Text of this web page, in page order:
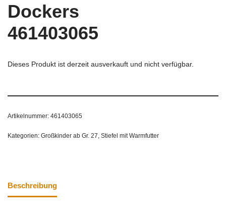
Dockers
461403065
Dieses Produkt ist derzeit ausverkauft und nicht verfügbar.
Artikelnummer: 461403065
Kategorien: Großkinder ab Gr. 27 Stiefel mit Warmfutter
Beschreibung